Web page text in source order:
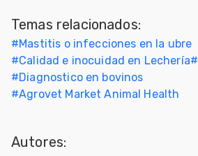
Temas relacionados:
#Mastitis o infecciones en la ubre
#Calidad e inocuidad en Lechería#
#Diagnostico en bovinos
#Agrovet Market Animal Health
Autores: